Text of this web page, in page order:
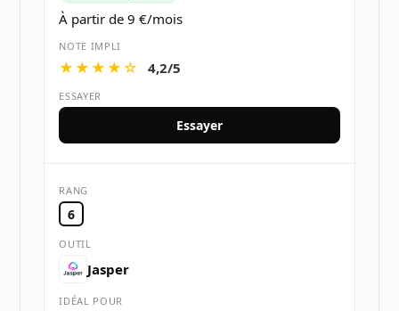
À partir de 9 €/mois
★★★★☆ 4,2/5
Essayer
6
Jasper